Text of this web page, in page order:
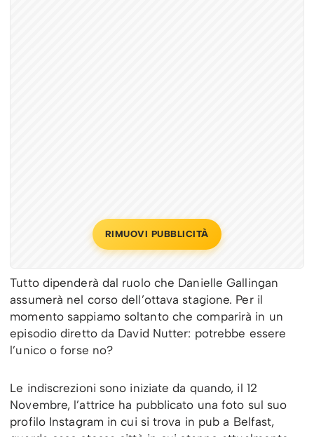
RIMUOVI PUBBLICITÀ
Tutto dipenderà dal ruolo che Danielle Gallingan
assumerà nel corso dell’ottava stagione. Per il
momento sappiamo soltanto che comparirà in un
episodio diretto da David Nutter: potrebbe essere
l’unico o forse no?
Le indiscrezioni sono iniziate da quando, il 12
Novembre, l’attrice ha pubblicato una foto sul suo
profilo Instagram in cui si trova in pub a Belfast,